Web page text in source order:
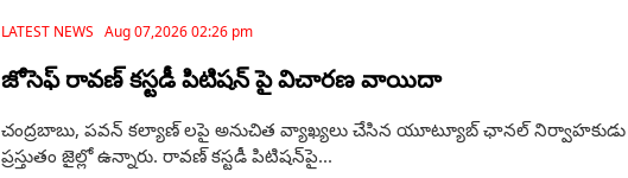
LATEST NEWS Aug 07,2026 02:26 pm
జోసెఫ్ రావణ్ కస్టడీ పిటిషన్ పై విచారణ వాయిదా
చంద్రబాబు, పవన్ కల్యాణ్ లపై అనుచిత వ్యాఖ్యలు చేసిన యూట్యూబ్ ఛానల్
ప్రస్తుతం జైల్లో ఉన్నారు. రావణ్ కస్టడీ పిటిషన్‌పై...